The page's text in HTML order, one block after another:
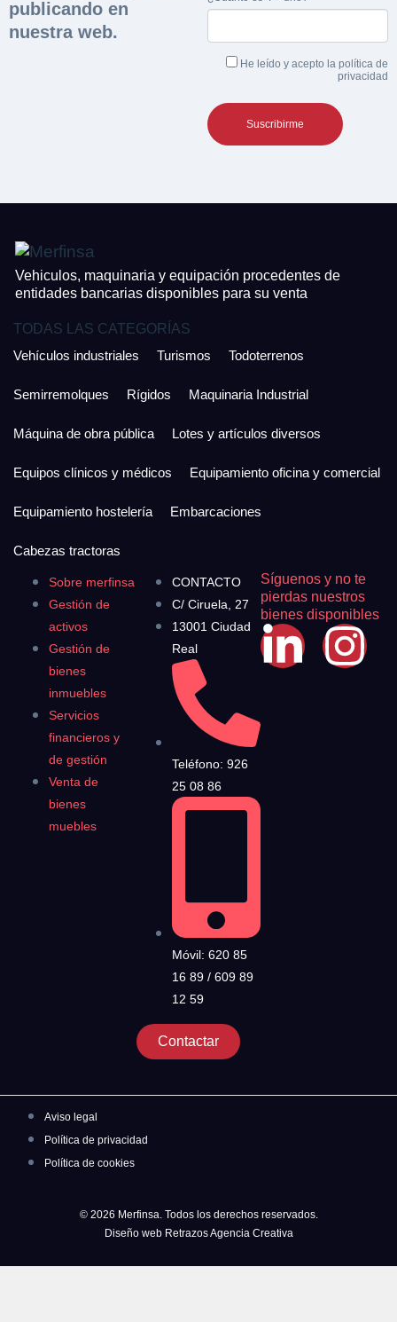
publicando en
nuestra web.
He leído y acepto la política de
privacidad
Vehiculos, maquinaria y equipación procedentes de
entidades bancarias disponibles para su venta
Sobre merfinsa
Gestión de
activos
Gestión de
bienes
inmuebles
Servicios
financieros y
de gestión
Venta de
bienes
muebles
CONTACTO
C/ Ciruela, 27
13001 Ciudad
Real
Teléfono: 926
25 08 86
Móvil: 620 85
16 89 / 609 89
12 59
Contactar
Síguenos y no te
pierdas nuestros
bienes disponibles
TODAS LAS CATEGORÍAS
Vehículos industriales
Turismos Todoterrenos
Semirremolques Rígidos Maquinaria Industrial
Máquina de obra pública Lotes y artículos diversos
Equipos clínicos y médicos Equipamiento oficina y comercial
Equipamiento hostelería Embarcaciones
Cabezas tractoras
Aviso legal
Política de privacidad
Política de cookies
© 2026 Merfinsa. Todos los derechos reservados.
Diseño web Retrazos Agencia Creativa
Nombre y Apellidos*
Vehículos